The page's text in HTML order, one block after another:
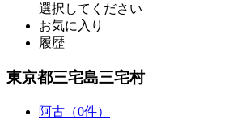
選択してください
お気に入り
履歴
東京都三宅島三宅村
阿古（0件）